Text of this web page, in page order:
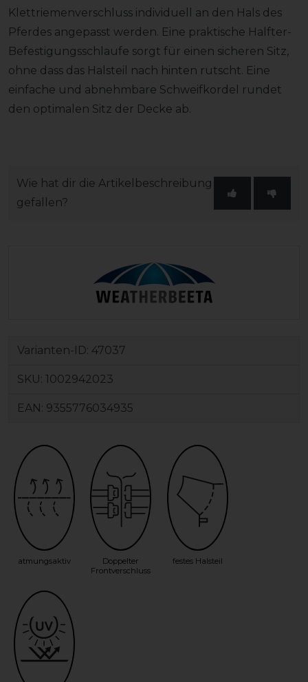
Klettriemenverschluss individuell an den Hals des
Pferdes angepasst werden. Eine praktische Halfter-
Befestigungsschlaufe sorgt für einen sicheren Sitz,
ohne dass das Halsteil nach hinten rutscht. Eine
einfache und abnehmbare Schweifkordel rundet
den optimalen Sitz der Decke ab.
Wie hat dir die Artikelbeschreibung
gefallen?
Varianten-ID: 47037
SKU: 1002942023
EAN: 9355776034935
atmungsaktiv
Doppelter
Frontverschluss
festes Halsteil